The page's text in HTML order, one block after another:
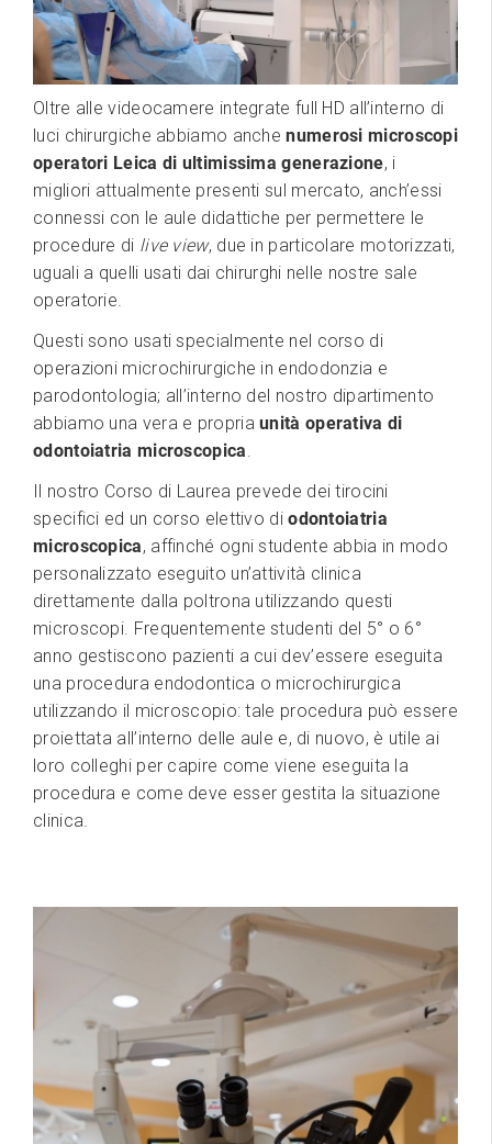
Oltre alle videocamere integrate full HD all’interno di
luci chirurgiche abbiamo anchenumerosi microscopi
operatori Leica di ultimissima generazione, i
migliori attualmente presenti sul mercato, anch’essi
connessi con le aule didattiche per permettere le
procedure di live view, due in particolare motorizzati,
uguali a quelli usati dai chirurghi nelle nostre sale
operatorie.
Questi sono usati specialmente nel corso di
operazioni microchirurgiche in endodonzia e
parodontologia; all’interno del nostro dipartimento
abbiamo una vera e propriaunità operativa di
odontoiatria microscopica.
Il nostro Corso di Laurea prevede dei tirocini
specifici ed un corso elettivo diodontoiatria
microscopica, affinché ogni studente abbia in modo
personalizzato eseguito un’attività clinica
direttamente dalla poltrona utilizzando questi
microscopi. Frequentemente studenti del 5° o 6°
anno gestiscono pazienti a cui dev’essere eseguita
una procedura endodontica o microchirurgica
utilizzando il microscopio: tale procedura può essere
proiettata all’interno delle aule e, di nuovo, è utile ai
loro colleghi per capire come viene eseguita la
procedura e come deve esser gestita la situazione
clinica.